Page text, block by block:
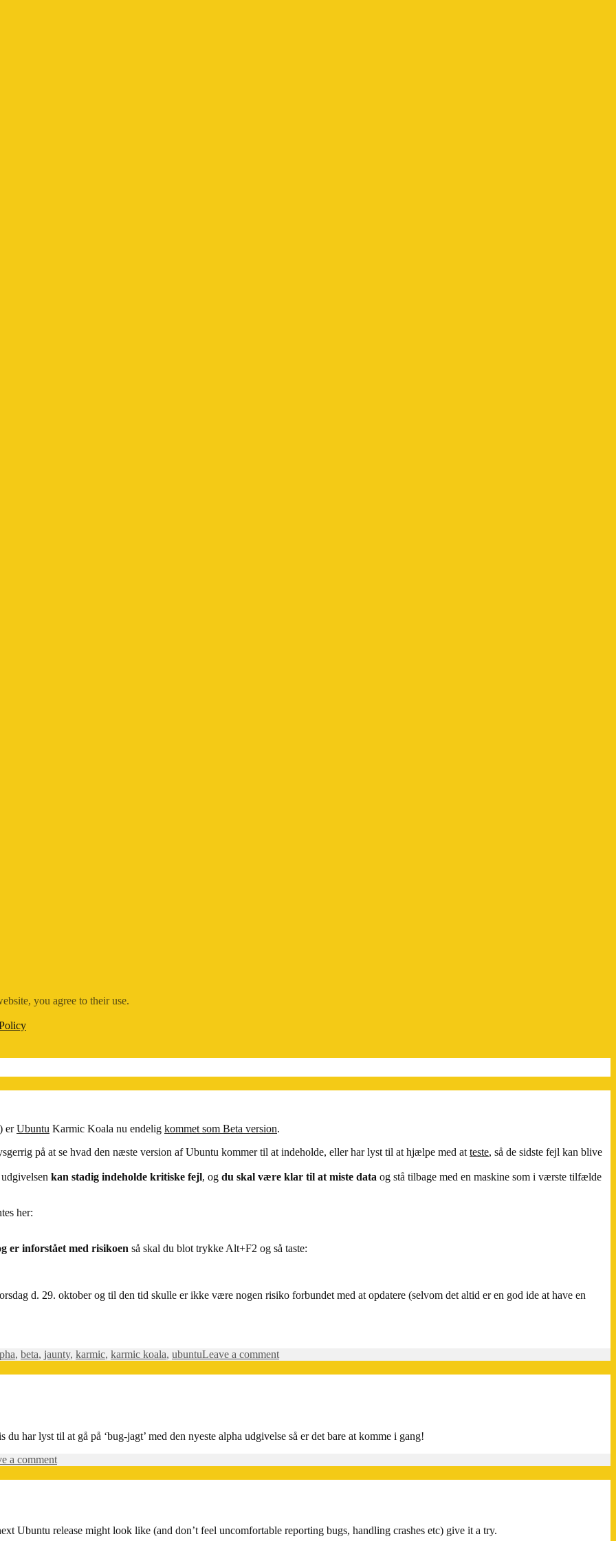
you agree to their use.
erUbuntu Karmic Koala nu endelig kommet som Beta version.
på at se hvad den næste version af Ubuntu kommer til at indeholde, eller har lyst til at hjælpe med at teste, så de sidste fejl kan blive
kan stadig indeholde kritiske fejl, og du skal være klar til at miste data og stå tilbage med en maskine som i værste tilfælde
her:
er inforstået med risikoen så skal du blot trykke Alt+F2 og så taste:
d. 29. oktober og til den tid skulle er ikke være nogen risiko forbundet med at opdatere (selvom det altid er en god ide at have en
, beta, jaunty, karmic, karmic koala, ubuntuLeave a commenton
Karmic
har lyst til at gå på ‘bug-jagt’ med den nyeste alpha udgivelse så er det bare at komme i gang!
a commenton
Alpha
Ubuntu release might look like (and don’t feel uncomfortable reporting bugs, handling crashes etc) give it a try.